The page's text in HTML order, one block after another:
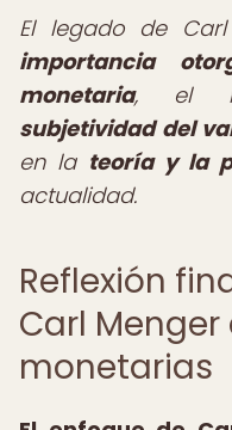
El legado de
importancia
monetaria, el
subjetividad del
en la teoría y la
actualidad.
Reflexión
Carl
monetarias